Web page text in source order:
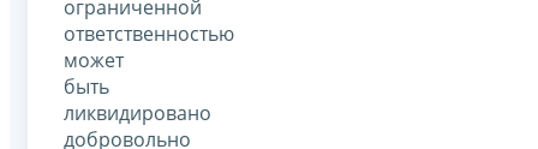
ограниченной
ответственностью
может
быть
ликвидировано
добровольно